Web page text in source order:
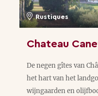
Rustiques
Chateau
De negen gîtes van
het hart van het
wijngaarden en